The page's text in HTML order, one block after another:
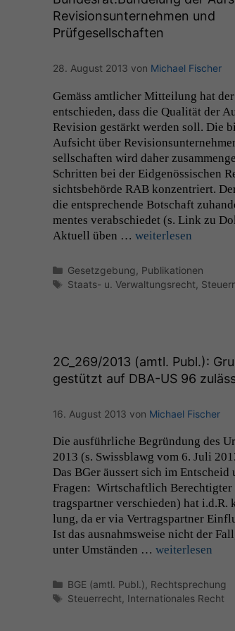
Revisionsunternehmen und
Prüfgesellschaften
28. August 2013 von Michael Fischer
Gemäss amtlich­er Mit­teilung hat
entsch­ieden, dass die Qual­ität der
Revi­sion gestärkt wer­den soll. Die
Auf­sicht über
sellschaften wird daher
Schrit­ten bei der Eid­genös­sis­chen
sichts­be­hörde RABkonzen­tri­ert.
die entsprechende Botschaft
mentes ver­ab­schiedet (s. Link zu
Aktuell üben … weit­er­lesen
Kategorien
Gesetzgebung Publikationen
Schlagwörter
Staats- u. Verwaltungsrecht
2C_269/2013 (amtl. Publ.):
gestützt auf DBA-US96
16. August 2013 von Michael Fischer
Die aus­führliche Begrün­dung des
2013 (s. Swiss­blawg vom 6. Juli
Das BGer äussert sich im Entscheid
Fra­gen: Wirtschaftlich
tragspart­ner ver­schieden) hat i.d.R.
lung, da er via Ver­tragspart­ner
Ist das aus­nahm­sweise nicht der
unter Umstän­den … weit­er­lesen
Kategorien
BGE (amtl. Publ.), Rechtsprechung
Schlagwörter
Steuerrecht, Internationales Recht